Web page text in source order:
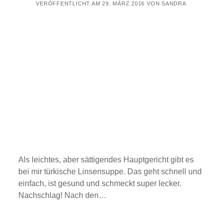
VERÖFFENTLICHT AM 29. MÄRZ 2016 VON SANDRA
Als leichtes, aber sättigendes Hauptgericht gibt es
bei mir türkische Linsensuppe. Das geht schnell und
einfach, ist gesund und schmeckt super lecker.
Nachschlag! Nach den…